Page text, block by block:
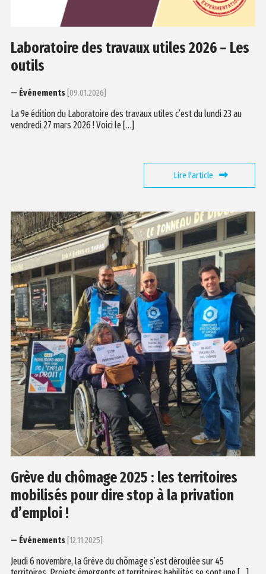
Laboratoire des travaux utiles 2026 – Les
outils
— Événements[09.01.2026]
La 9e édition du Laboratoire des travaux utiles c’est du lundi 23 au
vendredi 27 mars 2026 ! Voici le […]
Lire l'article
Grève du chômage 2025 : les territoires
mobilisés pour dire stop à la privation
d’emploi !
— Événements[12.11.2025]
Jeudi 6 novembre, la Grève du chômage s’est déroulée sur 45